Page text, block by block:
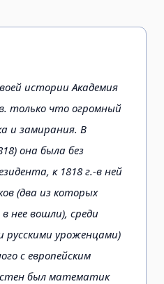
истории Академия
только что огромный
и замирания. В
она была без
к 1818 г.-в ней
(два из которых
нее вошли), среди
русскими уроженцами)
с европейским
был математик